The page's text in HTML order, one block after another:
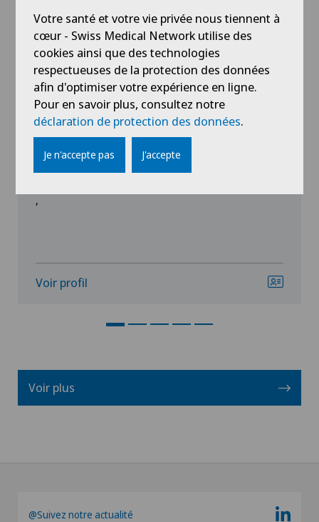
spécialisation
Poliambulatorio Pediatrico
Federica Bertenasco
,
Voir profil
Voir plus
@Suivez notre actualité
Votre santé et votre vie privée nous tiennent à
cœur - Swiss Medical Network utilise des
cookies ainsi que des technologies
respectueuses de la protection des données
afin d'optimiser votre expérience en ligne.
Pour en savoir plus, consultez notre
déclaration de protection des données.
Je n'accepte pas J'accepte